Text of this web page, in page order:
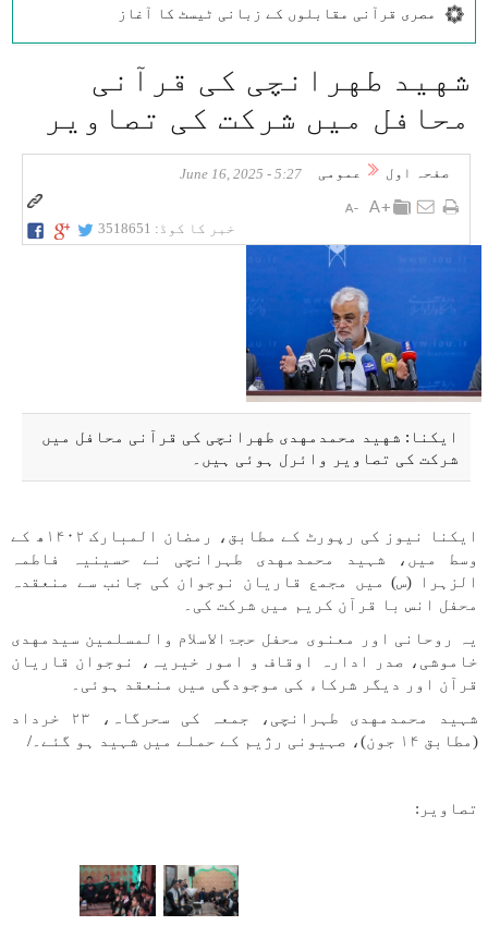
مصری قرآنی مقابلوں کے زبانی ٹیسٹ کا آغاز
شهید طهرانچی کی قرآنی
محافل میں شرکت کی تصاویر
صفحہ اول عمومی 5:27 - June 16, 2025
خبر کا کوڈ: 3518651
ایکنا: شهید محمدمهدی طهرانچی کی قرآنی محافل میں
شرکت کی تصاویر وائرل ہوئی ہیں۔
ایکنا نیوز کی رپورٹ کے مطابق، رمضان المبارک ۱۴۰۲ھ کے
وسط میں، شہید محمدمهدی طہرانچی نے حسینیہ فاطمہ
الزہرا (س) میں مجمع قاریان نوجوان کی جانب سے منعقدہ
محفل انس با قرآن کریم میں شرکت کی۔
یہ روحانی اور معنوی محفل حجۃ‌الاسلام والمسلمین سیدمهدی
خاموشی، صدر ادارہ اوقاف و امور خیریہ، نوجوان قاریان
قرآن اور دیگر شرکاء کی موجودگی میں منعقد ہوئی۔
شہید محمدمهدی طہرانچی، جمعہ کی سحرگاہ، ۲۳ خرداد
(مطابق ۱۴ جون)، صہیونی رژیم کے حملے میں شہید ہو گئے۔/
تصاویر: